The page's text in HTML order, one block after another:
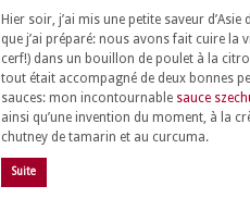
Hier soir, j’ai mis une petite saveur d’Asie
que j’ai préparé: nous avons fait cuire la
cerf!) dans un bouillon de poulet à la
tout était accompagné de deux bonnes
sauces: mon incontournable sauce
ainsi qu’une invention du moment, à la
chutney de tamarin et au curcuma.
Suite